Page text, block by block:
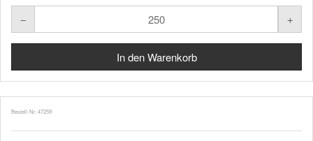
Bestell-Nr. 47259